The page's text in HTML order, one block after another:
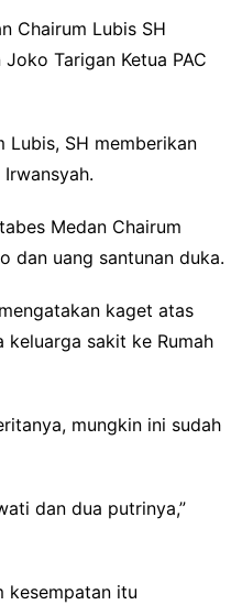
Chairum Lubis SH
Tarigan Ketua PAC
Lubis, SH memberikan
Medan Chairum
dan uang santunan duka.
kaget atas
keluarga sakit ke Rumah
mungkin ini sudah
dan dua putrinya,”
kesempatan itu